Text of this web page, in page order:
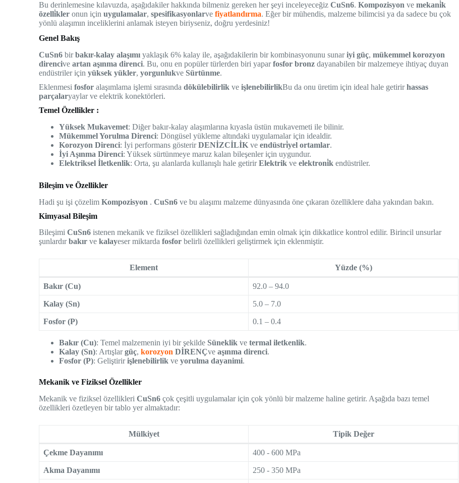
Bu derinlemesine kılavuzda, aşağıdakiler hakkında bilmeniz gereken her şeyi inceleyeceğizCuSn6.Kompozisyon vemekani̇k
özelli̇kler onun içinuygulamalar,spesifikasyonlarvefiyatlandırma. Eğer bir mühendis, malzeme bilimcisi ya da sadece bu çok
yönlü alaşımın inceliklerini anlamak isteyen biriyseniz, doğru yerdesiniz!
Genel Bakış
CuSn6 birbakır-kalay alaşımı yaklaşık 6% kalay ile, aşağıdakilerin bir kombinasyonunu sunariyi güç,mükemmel korozyon
direnciveartan aşınma direnci. Bu, onu en popüler türlerden biri yaparfosfor bronz dayanabilen bir malzemeye ihtiyaç duyan
endüstriler içinyüksek yükler,yorgunlukve Sürtünme.
Eklenmesifosfor alaşımlama işlemi sırasındadökülebilirlik veişlenebilirlikBu da onu üretim için ideal hale getirirhassas
parçalaryaylar ve elektrik konektörleri.
Temel Özellikler :
Yüksek Mukavemet: Diğer bakır-kalay alaşımlarına kıyasla üstün mukavemeti ile bilinir.
Mükemmel Yorulma Direnci: Döngüsel yükleme altındaki uygulamalar için idealdir.
Korozyon Direnci: İyi performans gösterirDENİZCİLİK veendüstri̇yel ortamlar.
İyi Aşınma Direnci: Yüksek sürtünmeye maruz kalan bileşenler için uygundur.
Elektriksel İletkenlik: Orta, şu alanlarda kullanışlı hale getirirElektrik veelektroni̇k endüstriler.
Bileşim ve Özellikler
Hadi şu işi çözelimKompozisyon .CuSn6 ve bu alaşımı malzeme dünyasında öne çıkaran özelliklere daha yakından bakın.
Kimyasal Bileşim
BileşimiCuSn6 istenen mekanik ve fiziksel özellikleri sağladığından emin olmak için dikkatlice kontrol edilir. Birincil unsurlar
şunlardırbakır vekalayeser miktardafosfor belirli özellikleri geliştirmek için eklenmiştir.
Element Yüzde (%)
Bakır (Cu) 92.0 – 94.0
Kalay (Sn) 5.0 – 7.0
Fosfor (P) 0.1 – 0.4
Bakır (Cu): Temel malzemenin iyi bir şekilde Süneklik vetermal iletkenlik.
Kalay (Sn): Artışlargüç,korozyon DİRENÇveaşınma direnci.
Fosfor (P): Geliştiririşlenebilirlik veyorulma dayanimi.
Mekanik ve Fiziksel Özellikler
Mekanik ve fiziksel özellikleriCuSn6 çok çeşitli uygulamalar için çok yönlü bir malzeme haline getirir. Aşağıda bazı temel
özellikleri özetleyen bir tablo yer almaktadır:
Mülkiyet Tipik Değer
Çekme Dayanımı 400 - 600 MPa
Akma Dayanımı 250 - 350 MPa